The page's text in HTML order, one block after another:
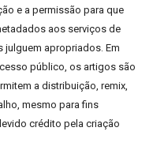
e a permissão para que
aos serviços de
julguem apropriados. Em
público, os artigos são
a distribuição, remix,
mesmo para fins
crédito pela criação